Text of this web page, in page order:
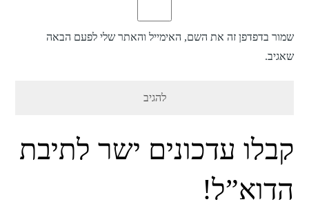
שמור בדפדפן זה את השם, האימייל והאתר שלי לפעם הבאה
שאגיב.
קבלו עדכונים ישר לתיבת
הדוא”ל!